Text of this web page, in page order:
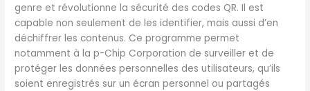
genre et révolutionne la sécurité des codes QR. Il est
capable non seulement de les identifier, mais aussi d’en
déchiffrer les contenus. Ce programme permet
notamment à la p-Chip Corporation de surveiller et de
protéger les données personnelles des utilisateurs, qu’ils
soient enregistrés sur un écran personnel ou partagés